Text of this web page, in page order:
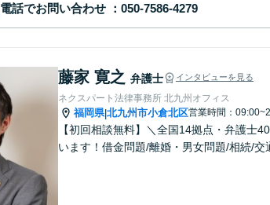
電話でお問い合わせ
藤家 寛之 弁護士 インタビューを見る
ネクスパート法律事務所 北九州オフィス
福岡県|北九州市小倉北区営業時間：
【初回相談無料】＼全国14拠点・弁護士
います！借金問題/離婚・男女問題/相続/交